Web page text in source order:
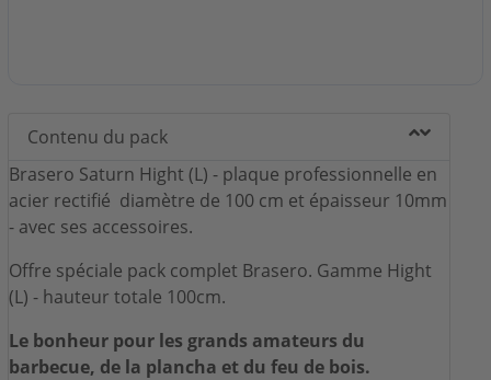
✓ Tirage d'air.
✓ Tiroir de récupération de cendres inclus.
✓ Compartiment de stockage pour le bois.
Sont feu convertit également votre jardin en un espace
convivial et chaleureux.
Contenu du pack
Brasero Saturn Hight (L) - plaque professionnelle en
acier rectifié diamètre de 100 cm et épaisseur 10mm
- avec ses accessoires.
Offre spéciale pack complet Brasero. Gamme Hight
(L) - hauteur totale 100cm.
Le bonheur pour les grands amateurs du
barbecue, de la plancha et du feu de bois.